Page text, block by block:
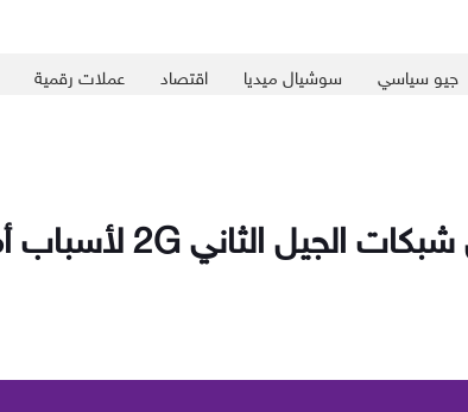
جيو سياسي سوشيال ميديا اقتصاد عملات رقمية